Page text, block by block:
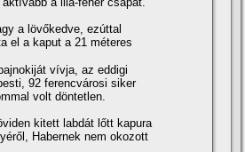
a lövőkedve, ezúttal
el a kaput a 21 méteres
ví­vja, az eddigi
92 ferencvárosi siker
volt döntetlen.
kitett labdát lőtt kapura
Habernek nem okozott